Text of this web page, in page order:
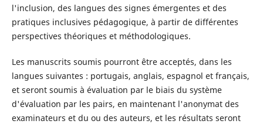
l'inclusion, des langues des signes émergentes et des
pratiques inclusives pédagogique, à partir de différentes
perspectives théoriques et méthodologiques.
Les manuscrits soumis pourront être acceptés, dans les
langues suivantes : portugais, anglais, espagnol et français,
et seront soumis à évaluation par le biais du système
d'évaluation par les pairs, en maintenant l'anonymat des
examinateurs et du ou des auteurs, et les résultats seront